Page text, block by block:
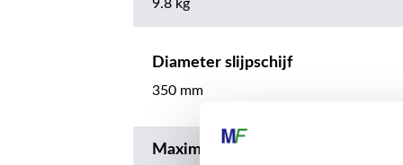
9.8 kg
Diameter slijpschijf
350 mm
Maximale snijdiepte